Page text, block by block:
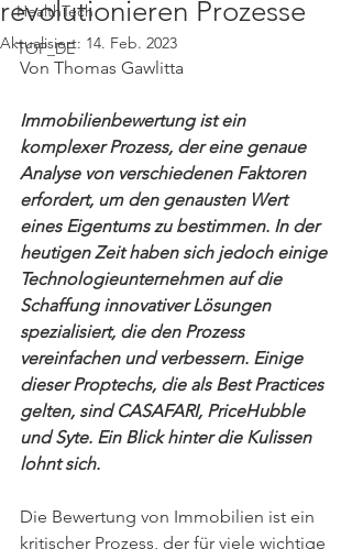
HealthTech
TOP_DE
revolutionieren Prozesse
Aktualisiert: 14. Feb. 2023
Von Thomas Gawlitta
Immobilienbewertung ist ein
komplexer Prozess, der eine genaue
Analyse von verschiedenen Faktoren
erfordert, um den genausten Wert
eines Eigentums zu bestimmen. In der
heutigen Zeit haben sich jedoch einige
Technologieunternehmen auf die
Schaffung innovativer Lösungen
spezialisiert, die den Prozess
vereinfachen und verbessern. Einige
dieser Proptechs, die als Best Practices
gelten, sind CASAFARI, PriceHubble
und Syte. Ein Blick hinter die Kulissen
lohnt sich.
Die Bewertung von Immobilien ist ein
kritischer Prozess, der für viele wichtige